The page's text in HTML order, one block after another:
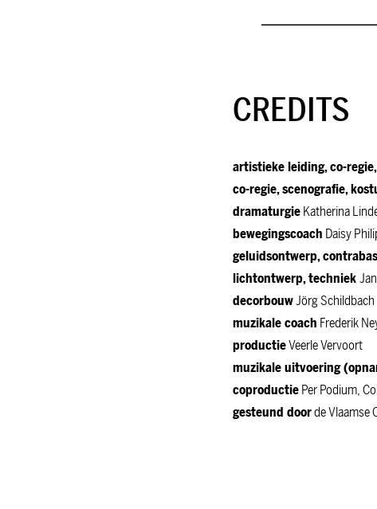
CREDITS
artistieke leiding, co-
co-regie, scenografie,
dramaturgieKatherina
bewegingscoach Daisy
geluidsontwerp, contrabas
lichtontwerp, techniek
decorbouwJörg Schildbach
muzikale coach Frederik
productieVeerle Vervoort
muzikale uitvoering
coproductiePer Podium,
gesteund doorde Vlaamse